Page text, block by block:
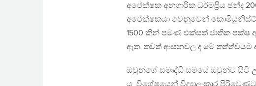
අපේක්ෂක අනගාරික ධර්මප‍්‍රිය ඡන්ද
අපේක්ෂකයා වෙනුවෙන් කොමියුනිස්ට්
1500 කින් පමණ එක්සත් ජාතික පක්ෂ
ඇත. තවත් ආසනවල ද මේ තත්ත්වයම
ඔවුන්ගේ සමෘද්ධි සමයේ ඔවුන්ට සිටි